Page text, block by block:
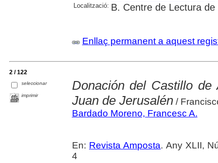
Localització: B. Centre de Lectura
Enllaç permanent a aquest
2 / 122
seleccionar
imprimir
Donación del Castillo
Juan de Jerusalén/
Bardado Moreno, Francesc A.
En: Revista Amposta. Any XLII,
4